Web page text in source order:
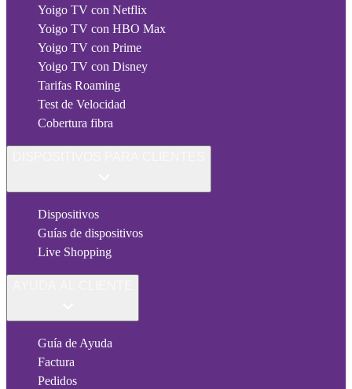
Yoigo TV con Netflix
Yoigo TV con HBO Max
Yoigo TV con Prime
Yoigo TV con Disney
Tarifas Roaming
Test de Velocidad
Cobertura fibra
Dispositivos
Guías de dispositivos
Live Shopping
Guía de Ayuda
Factura
Pedidos